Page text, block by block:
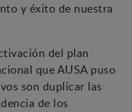
y éxito de nuestra
del plan
que AUSA puso
son duplicar las
de los